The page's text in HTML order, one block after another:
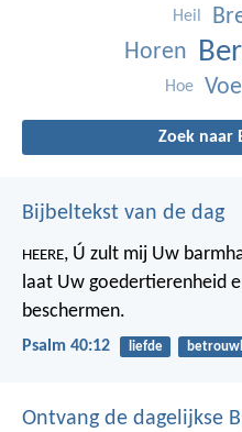
Heil
Horen
Hoe
Zoek naar
Bijbeltekst van de dag
HEERE, Ú zult mij Uw
laat Uw goedertierenheid
beschermen.
Psalm 40:12 liefde
Ontvang de dagelijkse